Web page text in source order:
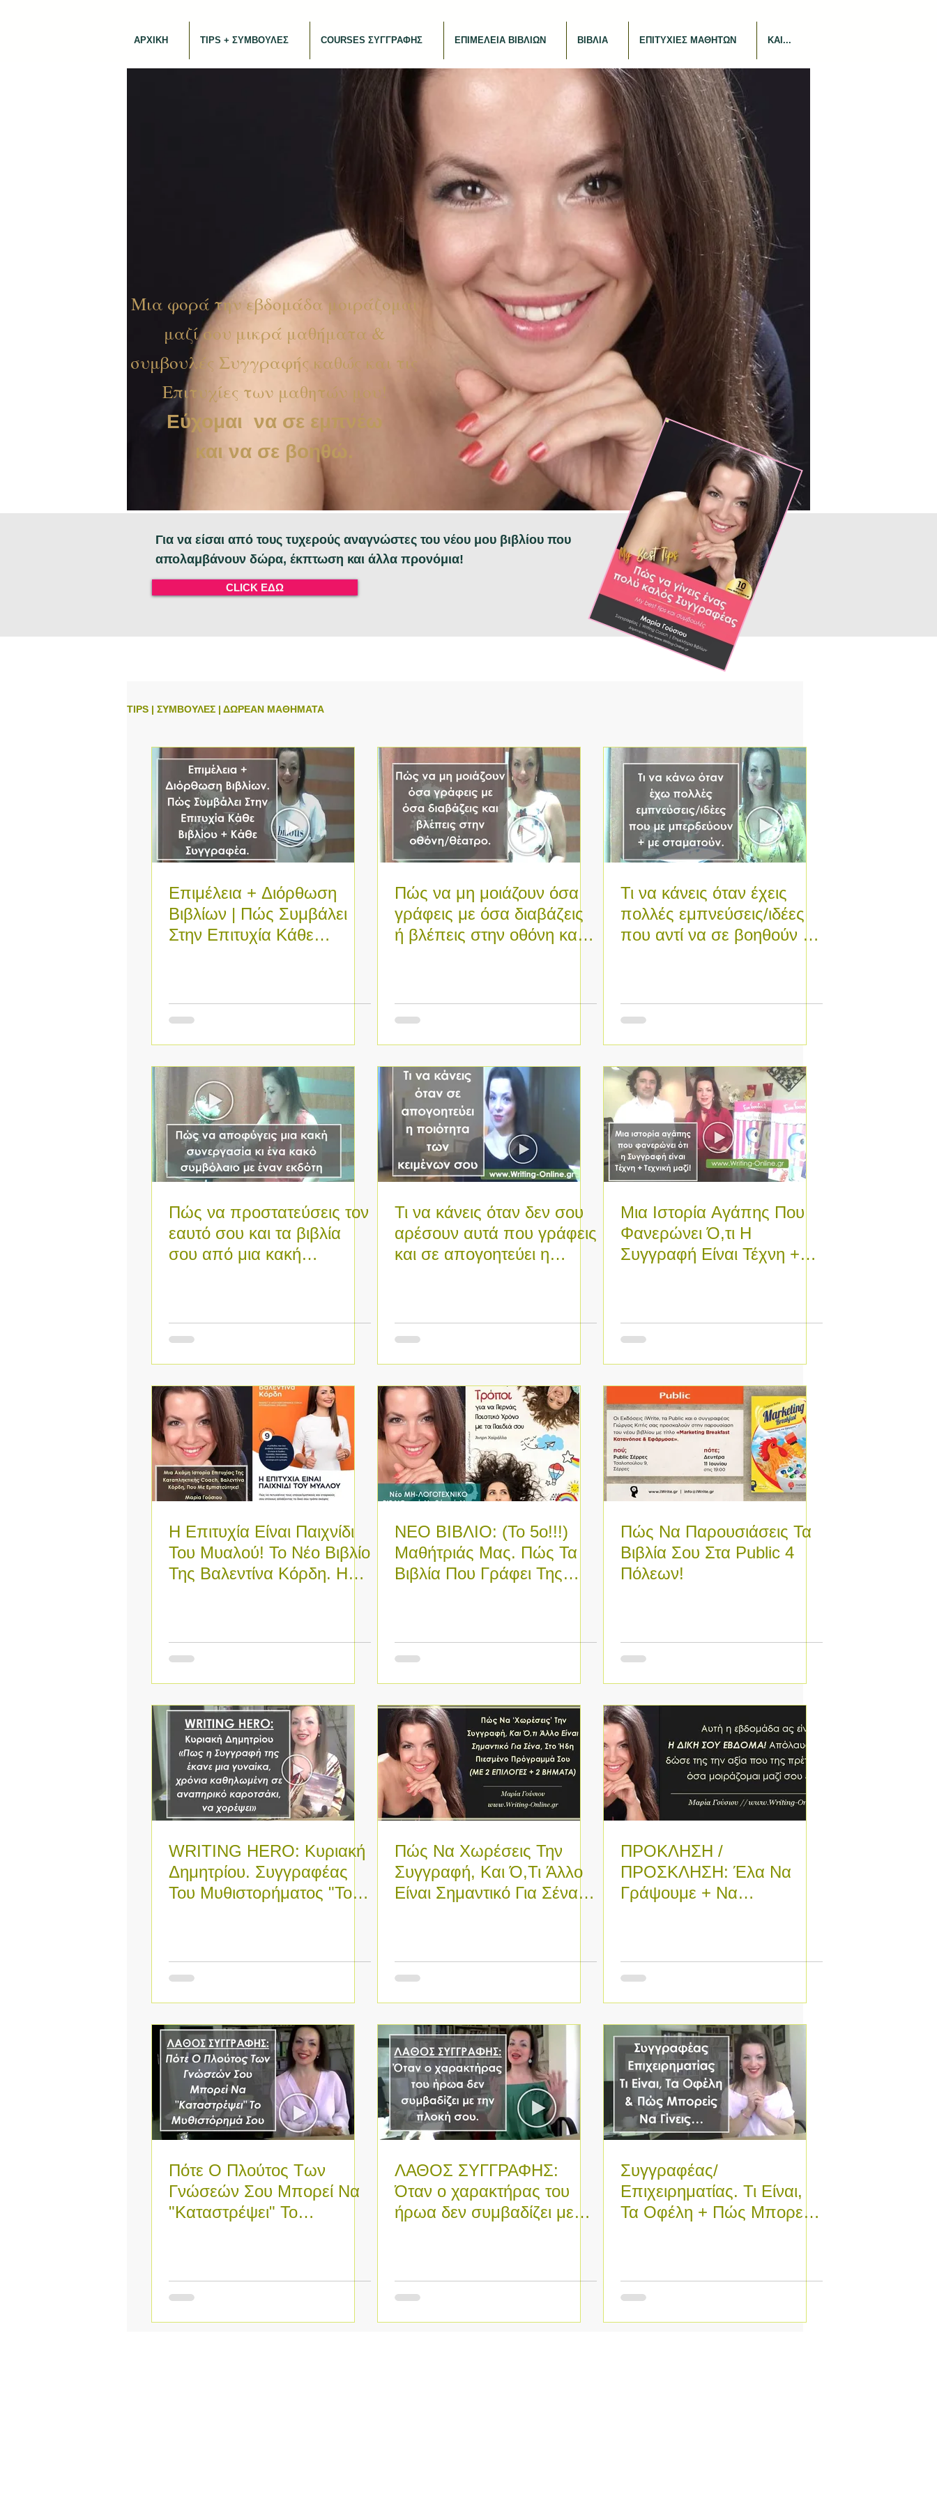
ΑΡΧΙΚΗ TIPS + ΣΥΜΒΟΥΛΕΣ COURSES ΣΥΓΓΡΑΦΗΣ ΕΠΙΜΕΛΕΙΑ ΒΙΒΛΙΩΝ ΒΙΒΛΙΑ ΕΠΙΤΥΧΙΕΣ ΜΑΘΗΤΩΝ ΚΑΙ...
Μια φορά την εβδομάδα μοιράζομαι
μαζί σου μικρά μαθήματα &
συμβουλές Συγγραφής καθώς και τις
Επιτυχίες των μαθητών μου!
Εύχομαι να σε εμπνέω
και να σε βοηθώ.
Για να είσαι από τους τυχερούς αναγνώστες του νέου μου βιβλίου που
απολαμβάνουν δώρα, έκπτωση και άλλα προνόμια!
CLICK ΕΔΩ
TIPS | ΣΥΜΒΟΥΛΕΣ | ΔΩΡΕΑΝ ΜΑΘΗΜΑΤΑ
Επιμέλεια + Διόρθωση
Βιβλίων | Πώς Συμβάλει
Στην Επιτυχία Κάθε
Πώς να μη μοιάζουν όσα
γράφεις με όσα διαβάζεις
ή βλέπεις στην οθόνη και
Τι να κάνεις όταν έχεις
πολλές εμπνεύσεις/ιδέες
που αντί να σε βοηθούν σε
Πώς να προστατεύσεις τον
εαυτό σου και τα βιβλία
σου από μια κακή
Τι να κάνεις όταν δεν σου
αρέσουν αυτά που γράφεις
και σε απογοητεύει η
Μια Ιστορία Αγάπης Που
Φανερώνει Ό,τι Η
Συγγραφή Είναι Τέχνη +
Η Επιτυχία Είναι Παιχνίδι
Του Μυαλού! Το Νέο Βιβλίο
Της Βαλεντίνα Κόρδη. Η
ΝΕΟ ΒΙΒΛΙΟ: (Το 5ο!!!)
Μαθήτριάς Μας. Πώς Τα
Βιβλία Που Γράφει Της
Πώς Να Παρουσιάσεις Τα
Βιβλία Σου Στα Public 4
Πόλεων!
WRITING HERO: Κυριακή
Δημητρίου. Συγγραφέας
Του Μυθιστορήματος "Το
Πώς Να Χωρέσεις Την
Συγγραφή, Και Ό,Τι Άλλο
Είναι Σημαντικό Για Σένα,
ΠΡΟΚΛΗΣΗ /
ΠΡΟΣΚΛΗΣΗ: Έλα Να
Γράψουμε + Να
Πότε Ο Πλούτος Των
Γνώσεών Σου Μπορεί Να
"Καταστρέψει" Το
ΛΑΘΟΣ ΣΥΓΓΡΑΦΗΣ:
Όταν ο χαρακτήρας του
ήρωα δεν συμβαδίζει με
Συγγραφέας/
Επιχειρηματίας. Τι Είναι,
Τα Οφέλη + Πώς Μπορείς